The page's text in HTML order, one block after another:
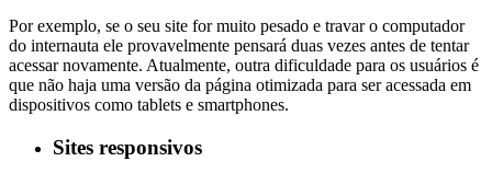
Por exemplo, se o seu site for muito pesado e travar o computador
do internauta ele provavelmente pensará duas vezes antes de tentar
acessar novamente. Atualmente, outra dificuldade para os usuários é
que não haja uma versão da página otimizada para ser acessada em
dispositivos como tablets e smartphones.
Sites responsivos